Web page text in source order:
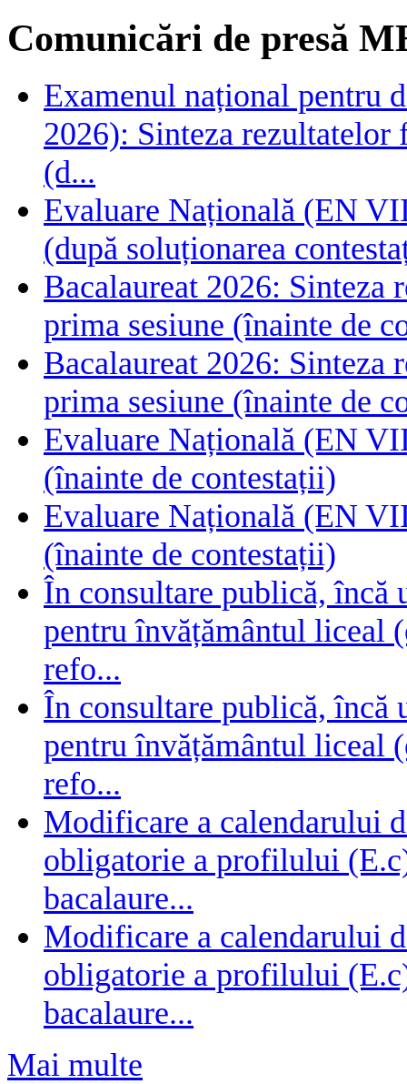
Comunicări de presă
Examenul național pentru
2026): Sinteza rezultatelor
(d...
Evaluare Națională (EN
(după soluționarea
Bacalaureat 2026:
prima sesiune (înainte de
Bacalaureat 2026:
prima sesiune (înainte de
Evaluare Națională (EN
(înainte de contestații)
Evaluare Națională (EN
(înainte de contestații)
În consultare publică, încă
pentru învățământul liceal
refo...
În consultare publică, încă
pentru învățământul liceal
refo...
Modificare a calendarului
obligatorie a profilului
bacalaure...
Modificare a calendarului
obligatorie a profilului
bacalaure...
Mai multe